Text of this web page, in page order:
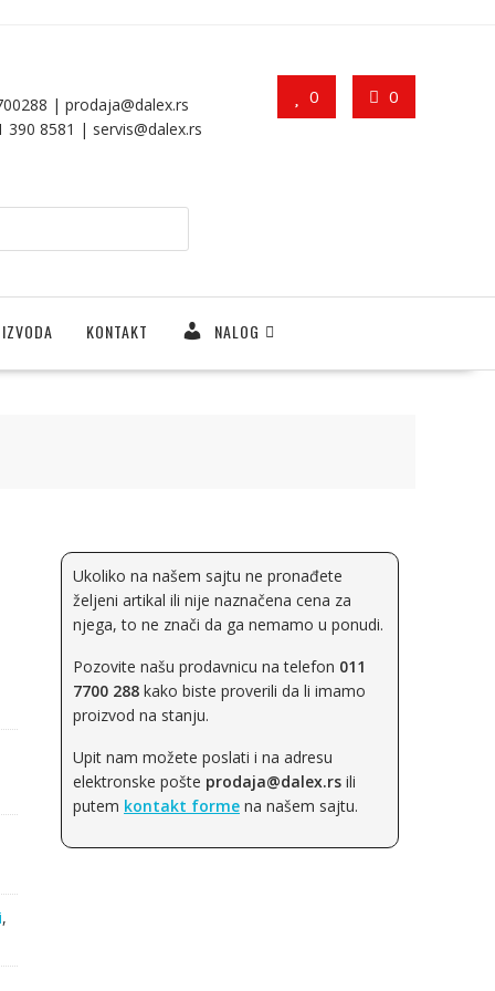
0 0
| prodaja@dalex.rs
390 8581 | servis@dalex.rs
KONTAKT NALOG
,
Ukoliko na našem sajtu ne pronađete
željeni artikal ili nije naznačena cena za
njega, to ne znači da ga nemamo u ponudi.
Pozovite našu prodavnicu na telefon 011
7700 288 kako biste proverili da li imamo
proizvod na stanju.
Upit nam možete poslati i na adresu
elektronske pošte prodaja@dalex.rs ili
putem kontakt forme na našem sajtu.